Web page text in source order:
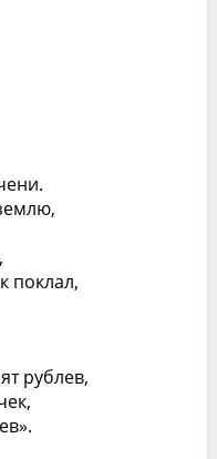
поклал,
рублев,